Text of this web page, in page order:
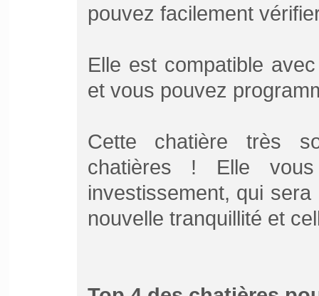
pouvez facilement
Elle est compatible
et vous pouvez
Cette chatière très
chatières ! Elle
investissement, qui
nouvelle tranquillité et